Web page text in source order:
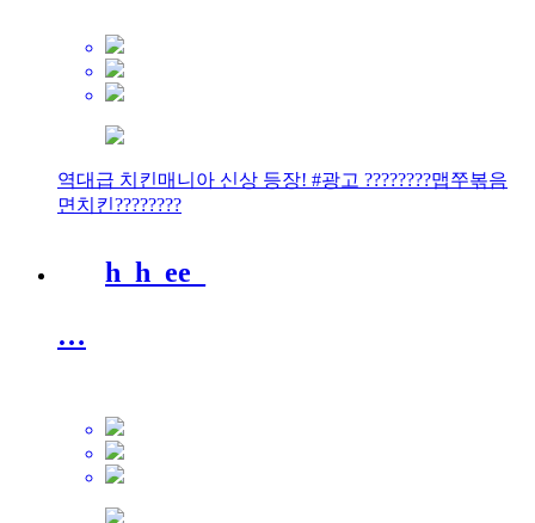
역대급 치킨매니아 신상 등장! #광고 ????????맵쭈볶음
면치킨????????
h_h_ee_
…